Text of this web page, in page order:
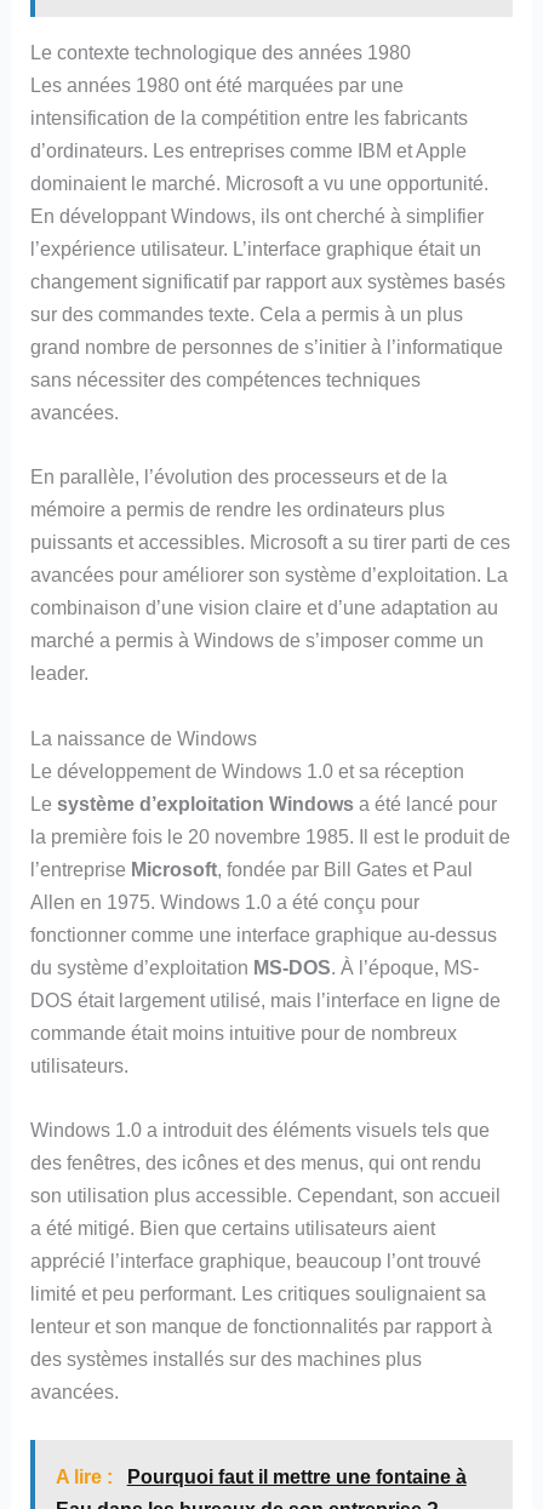
Le contexte technologique des années 1980
Les années 1980 ont été marquées par une
intensification de la compétition entre les fabricants
d’ordinateurs. Les entreprises comme IBM et Apple
dominaient le marché. Microsoft a vu une opportunité.
En développant Windows, ils ont cherché à simplifier
l’expérience utilisateur. L’interface graphique était un
changement significatif par rapport aux systèmes basés
sur des commandes texte. Cela a permis à un plus
grand nombre de personnes de s’initier à l’informatique
sans nécessiter des compétences techniques
avancées.
En parallèle, l’évolution des processeurs et de la
mémoire a permis de rendre les ordinateurs plus
puissants et accessibles. Microsoft a su tirer parti de ces
avancées pour améliorer son système d’exploitation. La
combinaison d’une vision claire et d’une adaptation au
marché a permis à Windows de s’imposer comme un
leader.
La naissance de Windows
Le développement de Windows 1.0 et sa réception
Lesystème d’exploitation Windows a été lancé pour
la première fois le 20 novembre 1985. Il est le produit de
l’entreprise Microsoft, fondée par Bill Gates et Paul
Allen en 1975. Windows 1.0 a été conçu pour
fonctionner comme une interface graphique au-dessus
du système d’exploitation MS-DOS. À l’époque, MS-
DOS était largement utilisé, mais l’interface en ligne de
commande était moins intuitive pour de nombreux
utilisateurs.
Windows 1.0 a introduit des éléments visuels tels que
des fenêtres, des icônes et des menus, qui ont rendu
son utilisation plus accessible. Cependant, son accueil
a été mitigé. Bien que certains utilisateurs aient
apprécié l’interface graphique, beaucoup l’ont trouvé
limité et peu performant. Les critiques soulignaient sa
lenteur et son manque de fonctionnalités par rapport à
des systèmes installés sur des machines plus
avancées.
A lire :
Pourquoi faut il mettre une fontaine à